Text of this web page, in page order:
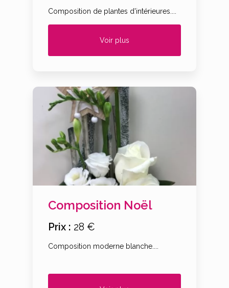
Composition de plantes d'intérieures....
Voir plus
Composition Noël
Prix : 28 €
Composition moderne blanche....